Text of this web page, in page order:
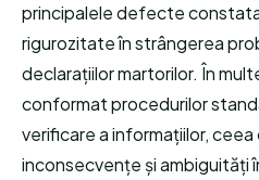
principalele defecte
rigurozitate în strângerea
declarațiilor martorilor. În
conformat procedurilor
verificare a informațiilor, ceea
inconsecvențe și ambiguități